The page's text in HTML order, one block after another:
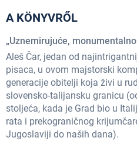
A KÖNYVRŐL
„Uznemirujuće,
Aleš Čar, jedan od
pisaca, u ovom majstorski
generacije obitelji koja živi u
slovensko-talijansku granicu
stoljeća, kada je Grad bio u
rata i prekograničnog
Jugoslaviji do naših dana).